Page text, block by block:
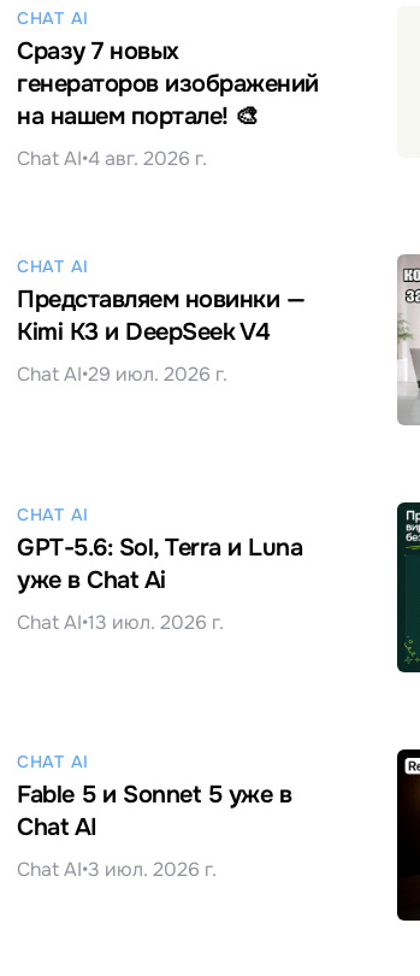
CHAT AI
Сразу 7 новых
генераторов изображений
на нашем портале! 🎨
Chat AI•4 авг. 2026 г.
CHAT AI
Представляем новинки —
Kimi K3 и DeepSeek V4
Chat AI•29 июл. 2026 г.
CHAT AI
GPT-5.6: Sol, Terra и Luna
уже в Chat Ai
Chat AI•13 июл. 2026 г.
CHAT AI
Fable 5 и Sonnet 5 уже в
Chat AI
Chat AI•3 июл. 2026 г.